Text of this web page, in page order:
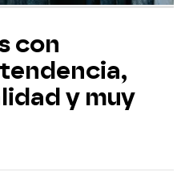
con
y muy